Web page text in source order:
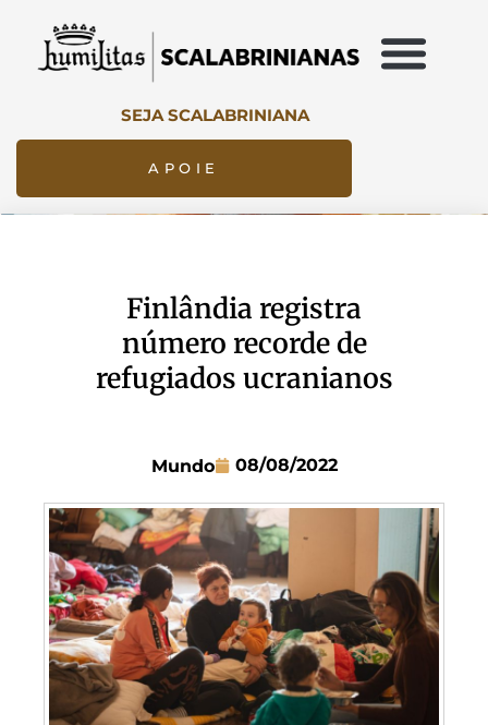
SEJA SCALABRINIANA
APOIE
Finlândia registra
número recorde de
refugiados ucranianos
Mundo 08/08/2022